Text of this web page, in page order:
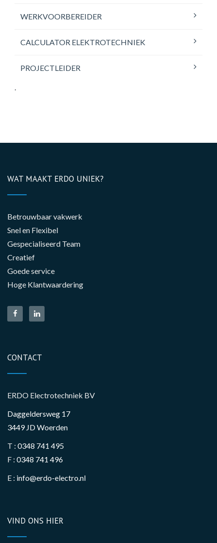
WERKVOORBEREIDER
CALCULATOR ELEKTROTECHNIEK
PROJECTLEIDER
.
WAT MAAKT ERDO UNIEK?
Betrouwbaar vakwerk
Snel en Flexibel
Gespecialiseerd Team
Creatief
Goede service
Hoge Klantwaardering
CONTACT
ERDO Electrotechniek BV
Daggeldersweg 17
3449 JD Woerden
T : 0348 741 495
F : 0348 741 496
E : info@erdo-electro.nl
VIND ONS HIER